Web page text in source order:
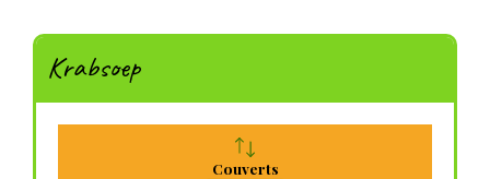
Krabsoep
Couverts